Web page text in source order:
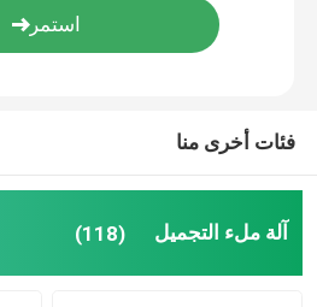
آلة لصق مستحضرات التجميل
آلة تعبئة الزيت الأساسية
فئات أخرى منا
آلة ملء التجميل (118)